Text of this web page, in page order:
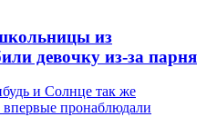
из
девочку из-за парня
и Солнце так же
пронаблюдали